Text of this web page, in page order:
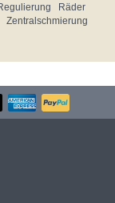
Räder
Zentralschmierung